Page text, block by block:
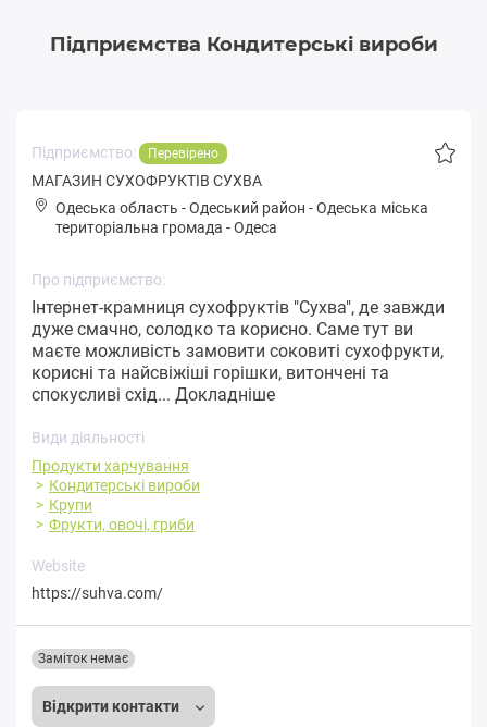
Підприємства Кондитерські вироби
Підприємство: Перевірено
МАГАЗИН СУХОФРУКТІВ СУХВА
Одеська область -Одеський район -Одeськa міська
територіальна громада -Одеса
Про підприємство:
Інтернет-крамниця сухофруктів "Сухва", де завжди
дуже смачно, солодко та корисно. Саме тут ви
маєте можливість замовити соковиті сухофрукти,
корисні та найсвіжіші горішки, витончені та
спокусливі схід... Докладніше
Види діяльності
Продукти харчування
Кондитерські вироби
Крупи
Фрукти, овочі, гриби
Website
https://suhva.com/
Відкрити контакти
Заміток немає